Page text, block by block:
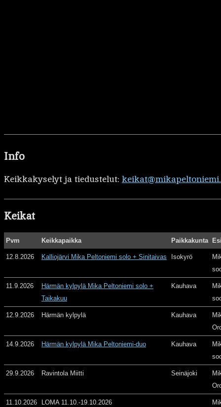
Info
Keikkakyselyt ja tiedustelut:
Keikat
Pvm Keikkapaikka Paikkakunta
12.8.2026 Kalliojärvi Mika Peltoniemi solo + Sinitaivas Isokyrö
11.9.2026
Härmän kylpylä Mika Peltoniemi solo +
Taikakuu
Kauhava
12.9.2026 Härmän kylpylä Kauhava
14.9.2026 Härmän kylpylä Mika Peltoniemi-duo Kauhava
29.9.2026 Ravintola Miitti Seinäjoki
11.10.2026 LOMA 11.10.-19.10.2026